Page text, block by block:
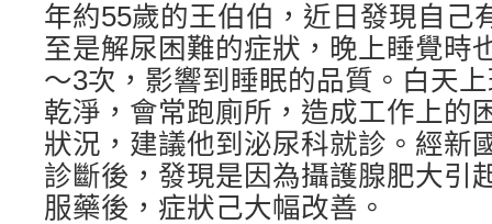
年約55歲的王伯伯，近日發現自己
至是解尿困難的症狀，晚上睡覺時
～3次，影響到睡眠的品質。白天
乾淨，會常跑廁所，造成工作上的
狀況，建議他到泌尿科就診。經新
診斷後，發現是因為攝護腺肥大引
服藥後，症狀己大幅改善。